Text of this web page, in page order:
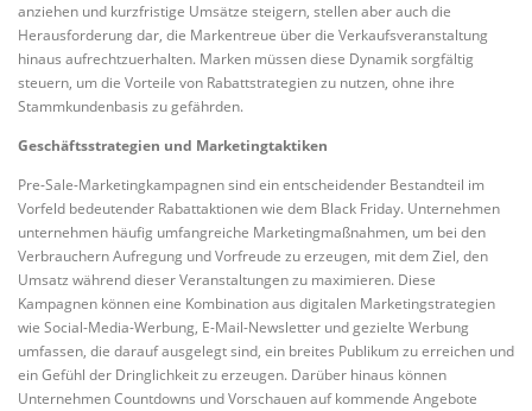
anziehen und kurzfristige Umsätze steigern, stellen aber auch die
Herausforderung dar, die Markentreue über die Verkaufsveranstaltung
hinaus aufrechtzuerhalten. Marken müssen diese Dynamik sorgfältig
steuern, um die Vorteile von Rabattstrategien zu nutzen, ohne ihre
Stammkundenbasis zu gefährden.
Geschäftsstrategien und Marketingtaktiken
Pre-Sale-Marketingkampagnen sind ein entscheidender Bestandteil im
Vorfeld bedeutender Rabattaktionen wie dem Black Friday. Unternehmen
unternehmen häufig umfangreiche Marketingmaßnahmen, um bei den
Verbrauchern Aufregung und Vorfreude zu erzeugen, mit dem Ziel, den
Umsatz während dieser Veranstaltungen zu maximieren. Diese
Kampagnen können eine Kombination aus digitalen Marketingstrategien
wie Social-Media-Werbung, E-Mail-Newsletter und gezielte Werbung
umfassen, die darauf ausgelegt sind, ein breites Publikum zu erreichen und
ein Gefühl der Dringlichkeit zu erzeugen. Darüber hinaus können
Unternehmen Countdowns und Vorschauen auf kommende Angebote